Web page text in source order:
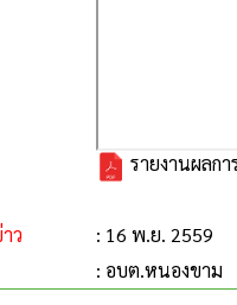
รายงานผลก
ว
: 16 พ.ย. 2559
: อบต.หนองขาม